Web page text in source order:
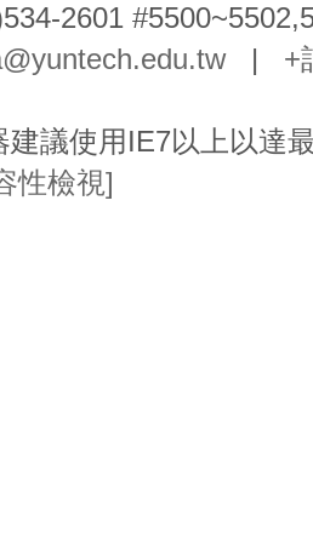
2601
| +
議使用IE7以上以達
性檢視]